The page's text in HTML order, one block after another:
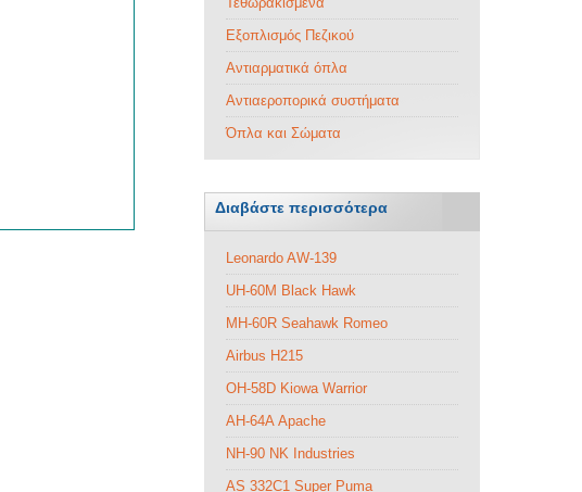
Εξοπλισμός Πεζικού
Αντιαρματικά όπλα
Αντιαεροπορικά συστήματα
Όπλα και Σώματα
Διαβάστε περισσότερα
Leonardo AW-139
UH-60M Black Hawk
MH-60R Seahawk Romeo
Airbus H215
ΟΗ-58D Kiowa Warrior
AH-64Α Apache
NH-90 NK Industries
ΑS 332C1 Super Puma